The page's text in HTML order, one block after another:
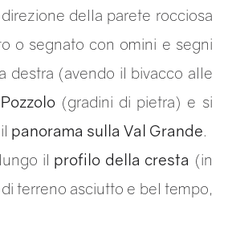
della parete rocciosa
o segnato con omini e segni
destra (avendo il bivacco alle
(gradini di pietra) e si
panorama sulla Val Grande.
il profilo della cresta (in
terreno asciutto e bel tempo,